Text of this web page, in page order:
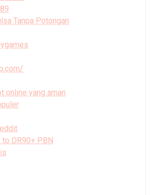
Tanpa Potongan
online yang aman
DR90+ PBN